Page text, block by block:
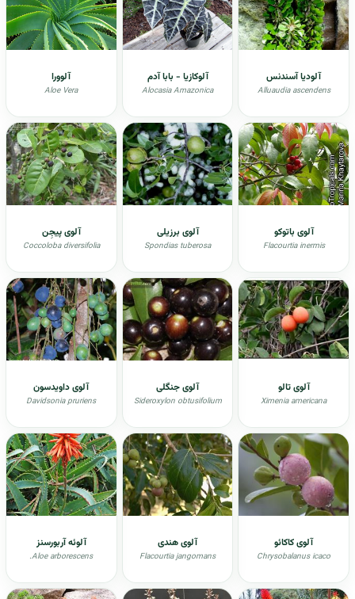
آلودیا آسندنس
Alluaudia ascendens
آلوکازیا - بابا آدم
Alocasia Amazonica
آلوورا
Aloe Vera
آلوی باتوکو
Flacourtia inermis
آلوی برزیلی
Spondias tuberosa
آلوی پیجِن
Coccoloba diversifolia
آلوی تالو
Ximenia americana
آلوی جنگلی
Sideroxylon obtusifolium
آلوی داویدسون
Davidsonia pruriens
آلوی کاکائو
Chrysobalanus icaco
آلوی هندی
Flacourtia jangomans
آلوئه آربورسنز
.Aloe arborescens